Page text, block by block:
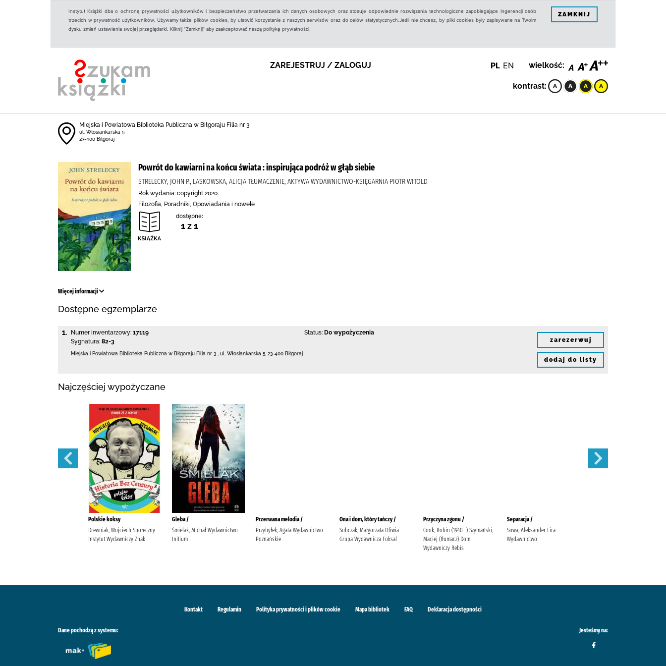
Instytut Książki dba o ochronę prywatności użytkowników i bezpieczeństwo przetwarzania ich danych osobowych oraz stosuje odpowiednie rozwiązania technologiczne zapobiegające ingerencji osób
trzecich w prywatność użytkowników. Używamy także plików cookies, by ułatwić korzystanie z naszych serwisów oraz do celów statystycznych.Jeśli nie chcesz, by pliki cookies były zapisywane na Twoim
dysku zmień ustawienia swojej przeglądarki. Kliknij "Zamknij" aby zaakceptować naszą politykę prywatności.
ZAMKNIJ
ZAREJESTRUJ / ZALOGUJ PL EN wielkość:
kontrast:
Miejska i Powiatowa Biblioteka Publiczna w Biłgoraju Filia nr 3
ul. Włosiankarska 5
23-400 Biłgoraj
Powrót do kawiarni na końcu świata : inspirująca podróż w głąb siebie
STRELECKY, JOHN P., LASKOWSKA, ALICJA TŁUMACZENIE, AKTYWA WYDAWNICTWO-KSIĘGARNIA PIOTR WITOLD
Rok wydania: copyright 2020.
Filozofia, Poradniki, Opowiadania i nowele
dostępne:
1 z 1
Więcej informacji
Dostępne egzemplarze
1. Numer inwentarzowy: 17119
Sygnatura: 82-3
Status: Do wypożyczenia
Miejska i Powiatowa Biblioteka Publiczna w Biłgoraju Filia nr 3 ul. Włosiankarska 5 23-400 Biłgoraj
zarezerwuj
dodaj do listy
Najczęściej wypożyczane
Polskie koksy
Drewniak, Wojciech Społeczny
Instytut Wydawniczy Znak
Gleba /
Śmielak, Michał Wydawnictwo
Initium
Przerwana melodia /
Przybyłek, Agata Wydawnictwo
Poznańskie
Ona i dom, który tańczy /
Sobczak, Małgorzata Oliwia
Grupa Wydawnicza Foksal
Przyczyna zgonu /
Cook, Robin (1940- ) Szymański,
Maciej (tłumacz) Dom
Wydawniczy Rebis
Separacja /
Sowa, Aleksander Lira
Wydawnictwo
Kontakt Regulamin Polityka prywatności i plików cookie Mapa bibliotek FAQ Deklaracja dostępności
Dane pochodzą z systemu: Jesteśmy na: